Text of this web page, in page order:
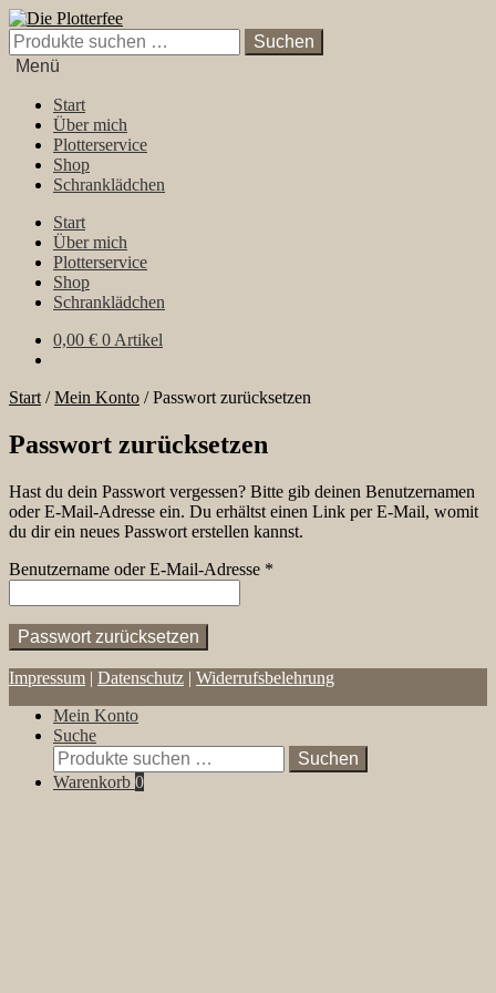
Zur
Navigation
springen
Zum
Inhalt
springen
Suchen
nach:
Suchen
Menü
Start
Über mich
Plotterservice
Shop
Schranklädchen
Start
Über mich
Plotterservice
Shop
Schranklädchen
0,00 € 0 Artikel
Start /Mein Konto /Passwort zurücksetzen
Passwort zurücksetzen
Hast du dein Passwort vergessen? Bitte gib deinen Benutzernamen
oder E-Mail-Adresse ein. Du erhältst einen Link per E-Mail, womit
du dir ein neues Passwort erstellen kannst.
Benutzername oder E-Mail-Adresse *
Passwort zurücksetzen
Impressum | Datenschutz | Widerrufsbelehrung
Mein Konto
Suche
Suchen
nach:
Suchen
Warenkorb 0